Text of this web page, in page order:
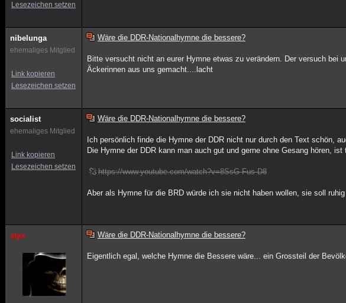
Lesezeichen setzen
nibelunga
ehemaliges Mitglied
Link kopieren
Lesezeichen setzen
Wäre die DDR-Nationalhymne die bessere?
Bitte versucht nicht an eurer Hymne etwas zu verändern. Der versuch bei
Äckerinnen aus uns gemacht....lacht
socialist
ehemaliges Mitglied
Link kopieren
Lesezeichen setzen
Wäre die DDR-Nationalhymne die bessere?
Ich persönlich finde die Hymne der DDR nicht nur durch den Text schön,
Die Hymne der DDR kann man auch gut und gerne ohne Gesang hören, ist
https://www.youtube.com/watch?v=8SsG-Fus-D8
Aber als Hymne für die BRD würde ich sie nicht haben wollen, sie soll
styx Wäre die DDR-Nationalhymne die bessere?
Eigentlich egal, welche Hymne die Bessere wäre... ein Grossteil der